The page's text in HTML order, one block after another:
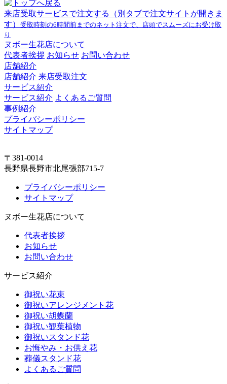
来店受取サービスで注文する
（別タブで注文サイトが開きま
す） 受取時刻の6時間前までのネット注文で、店頭でスムーズにお受け取
り
ヌボー生花店について
代表者挨拶 お知らせ お問い合わせ
店舗紹介
店舗紹介 来店受取注文
サービス紹介
サービス紹介 よくあるご質問
事例紹介
プライバシーポリシー
サイトマップ
〒381-0014
長野県長野市北尾張部715-7
プライバシーポリシー
サイトマップ
ヌボー生花店について
代表者挨拶
お知らせ
お問い合わせ
サービス紹介
御祝い花束
御祝いアレンジメント花
御祝い胡蝶蘭
御祝い観葉植物
御祝いスタンド花
お悔やみ・お供え花
葬儀スタンド花
よくあるご質問